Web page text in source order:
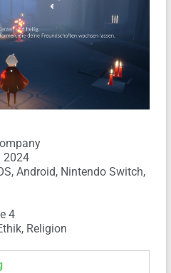
2024
Android, Nintendo Switch,
4
Religion